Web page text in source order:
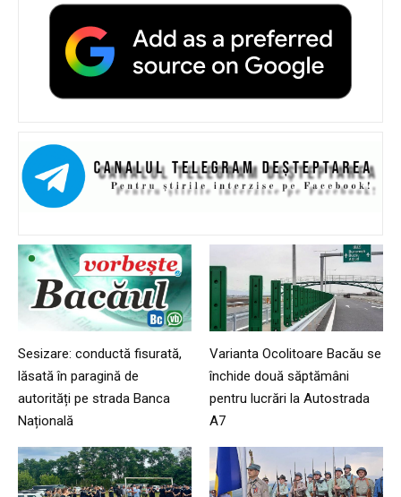
Sesizare: conductă fisurată,
lăsată în paragină de
autorități pe strada Banca
Națională
Varianta Ocolitoare Bacău se
închide două săptămâni
pentru lucrări la Autostrada
A7